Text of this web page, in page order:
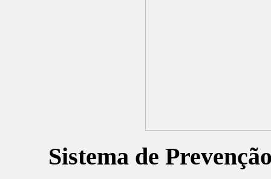
Sistema de